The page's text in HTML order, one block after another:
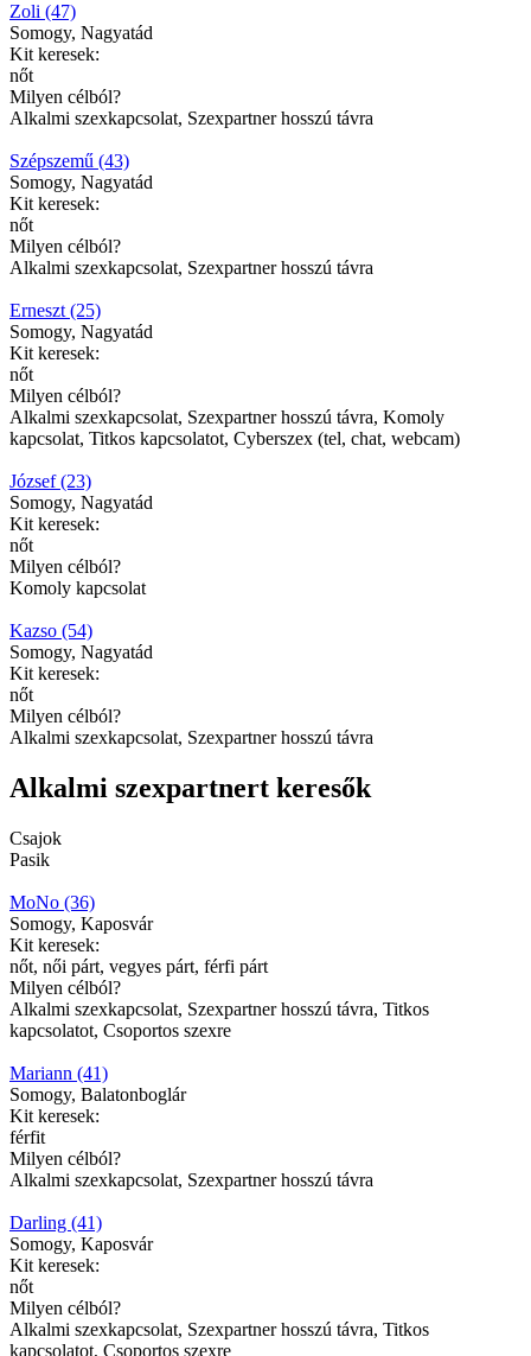
Zoli (47)
Somogy, Nagyatád
Kit keresek:
nőt
Milyen célból?
Alkalmi szexkapcsolat, Szexpartner hosszú távra
Szépszemű (43)
Somogy, Nagyatád
Kit keresek:
nőt
Milyen célból?
Alkalmi szexkapcsolat, Szexpartner hosszú távra
Erneszt (25)
Somogy, Nagyatád
Kit keresek:
nőt
Milyen célból?
Alkalmi szexkapcsolat, Szexpartner hosszú távra, Komoly
kapcsolat, Titkos kapcsolatot, Cyberszex (tel, chat, webcam)
József (23)
Somogy, Nagyatád
Kit keresek:
nőt
Milyen célból?
Komoly kapcsolat
Kazso (54)
Somogy, Nagyatád
Kit keresek:
nőt
Milyen célból?
Alkalmi szexkapcsolat, Szexpartner hosszú távra
Alkalmi szexpartnert keresők
Csajok
Pasik
MoNo (36)
Somogy, Kaposvár
Kit keresek:
nőt, női párt, vegyes párt, férfi párt
Milyen célból?
Alkalmi szexkapcsolat, Szexpartner hosszú távra, Titkos
kapcsolatot, Csoportos szexre
Mariann (41)
Somogy, Balatonboglár
Kit keresek:
férfit
Milyen célból?
Alkalmi szexkapcsolat, Szexpartner hosszú távra
Darling (41)
Somogy, Kaposvár
Kit keresek:
nőt
Milyen célból?
Alkalmi szexkapcsolat, Szexpartner hosszú távra, Titkos
kapcsolatot, Csoportos szexre